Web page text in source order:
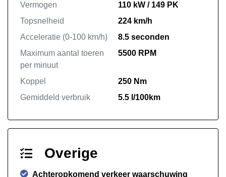
Vermogen
110 kW / 149 PK
Topsnelheid
224 km/h
Acceleratie (0-100 km/h)
8.5 seconden
Maximum aantal toeren
per minuut
5500 RPM
Koppel
250 Nm
Gemiddeld verbruik
5.5 l/100km
Overige
Achteropkomend verkeer waarschuwing